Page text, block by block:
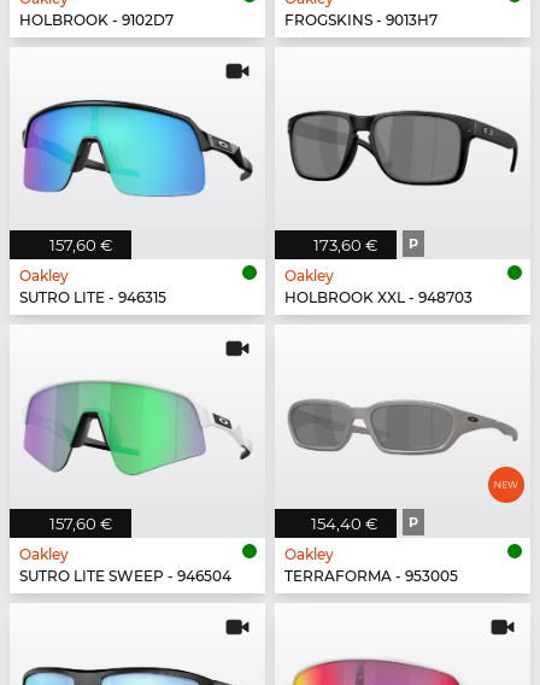
HOLBROOK - 9102D7
FROGSKINS - 9013H7
157,60 €
Oakley
SUTRO LITE - 946315
173,60 € P
Oakley
HOLBROOK XXL - 948703
157,60 €
Oakley
SUTRO LITE SWEEP - 946504
154,40 € P
Oakley
TERRAFORMA - 953005